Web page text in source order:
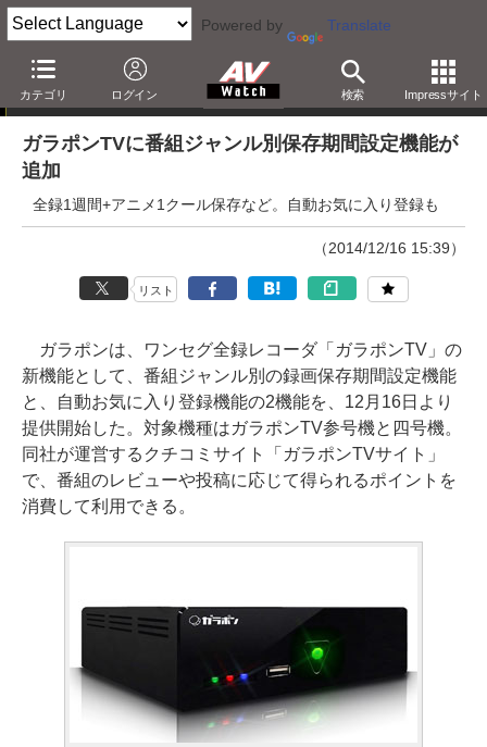
Powered by Translate
カテゴリ ログイン 検索 Impressサイト
ニュース
ガラポンTVに番組ジャンル別保存期間設定機能が
追加
全録1週間+アニメ1クール保存など。自動お気に入り登録も
（2014/12/16 15:39）
リスト
ガラポンは、ワンセグ全録レコーダ「ガラポンTV」の
新機能として、番組ジャンル別の録画保存期間設定機能
と、自動お気に入り登録機能の2機能を、12月16日より
提供開始した。対象機種はガラポンTV参号機と四号機。
同社が運営するクチコミサイト「ガラポンTVサイト」
で、番組のレビューや投稿に応じて得られるポイントを
消費して利用できる。